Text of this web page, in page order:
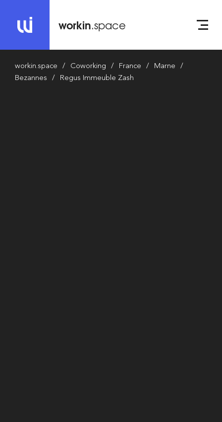
workin.space
workin.space Coworking France
Marne
Bezannes
Regus Immeuble Zash